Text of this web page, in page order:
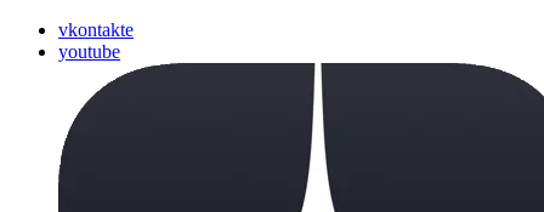
vkontakte
youtube